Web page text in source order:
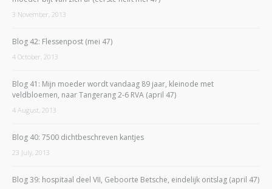
3 November, 2013
Blog 42: Flessenpost (mei 47)
4 October, 2013
Blog 41: Mijn moeder wordt vandaag 89 jaar, kleinode met
veldbloemen, naar Tangerang 2-6 RVA (april 47)
4 August, 2013
Blog 40: 7500 dichtbeschreven kantjes
23 July, 2013
Blog 39: hospitaal deel VII, Geboorte Betsche, eindelijk ontslag (april 47)